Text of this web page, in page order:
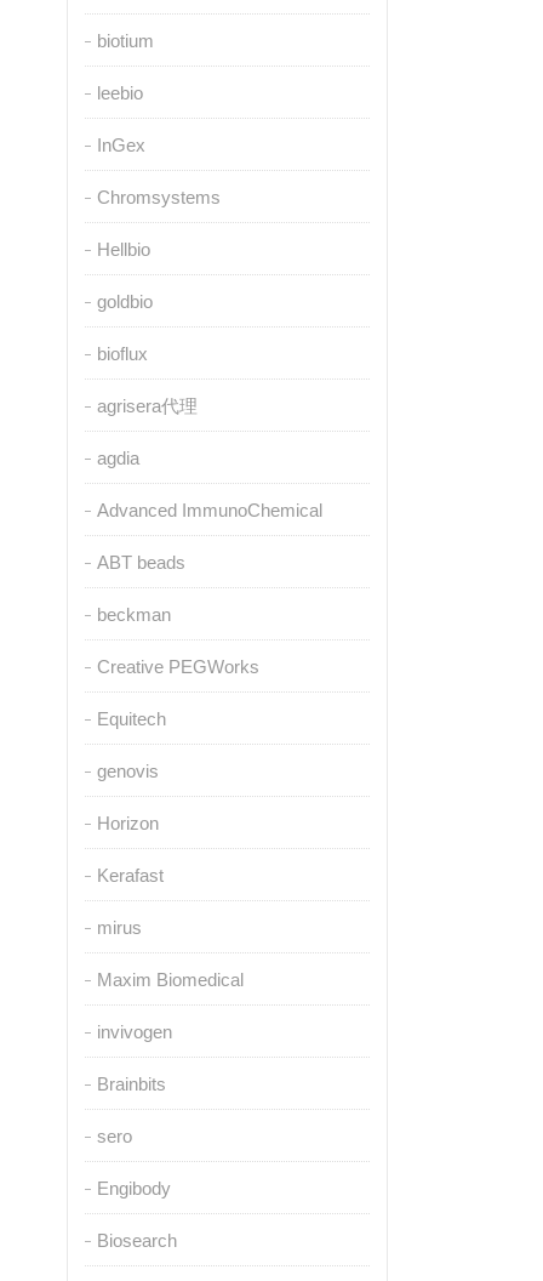
biotium
leebio
InGex
Chromsystems
Hellbio
goldbio
bioflux
agrisera代理
agdia
Advanced ImmunoChemical
ABT beads
beckman
Creative PEGWorks
Equitech
genovis
Horizon
Kerafast
mirus
Maxim Biomedical
invivogen
Brainbits
sero
Engibody
Biosearch